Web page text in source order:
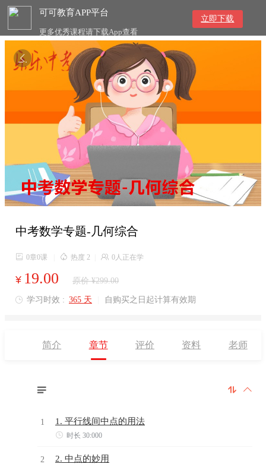
可可教育APP平台
更多优秀课程请下载App查看
立即下载

中考数学专题-几何综合
 0章0课  热度 2  0人正在学
¥ 19.00 原价 ¥299.00
 学习时效 : 365 天 自购买之日起计算有效期
简介 章节 评价 资料 老师
 

1 1. 平行线间中点的用法
 时长 30:000
2 2. 中点的妙用